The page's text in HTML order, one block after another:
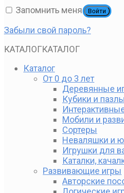
Запомнить меня Войти
Забыли свой пароль?
КАТАЛОГКАТАЛОГ
Каталог
От 0 до 3 лет
Деревянные
Кубики и
Мобили и
Сортеры
Неваляшки и
Игрушки для
Каталки,
Развивающие игры
Авторские